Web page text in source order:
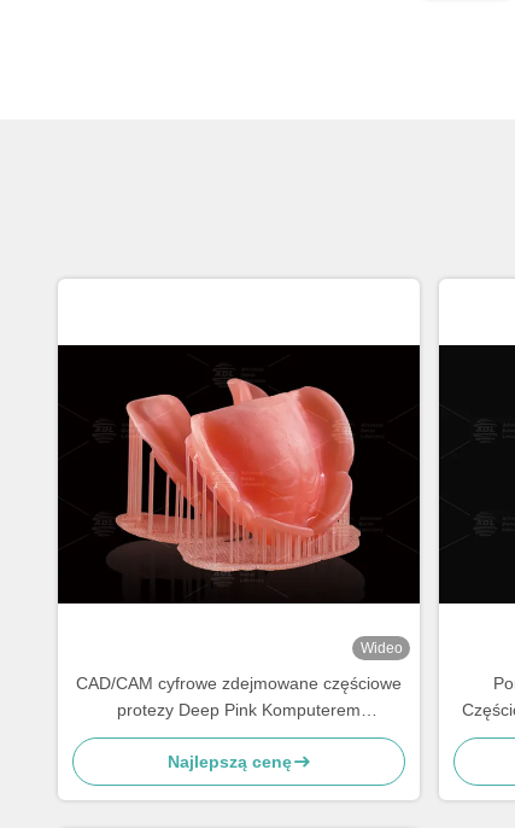
Wideo
CAD/CAM cyfrowe zdejmowane częściowe
protezy Deep Pink Komputerem
wydrukowane protezy
Najlepszą cenę